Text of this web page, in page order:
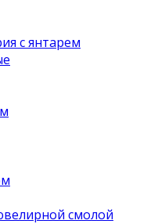
с янтарем
смолой